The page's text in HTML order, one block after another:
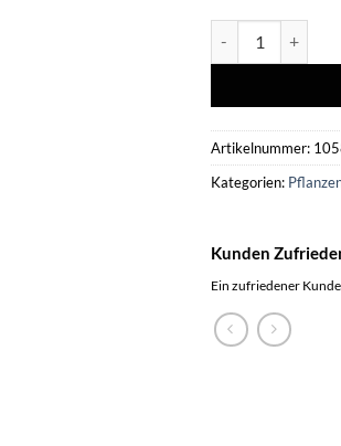
Artikelnummer:
Kategorien:
Kunden
Ein zufriedener